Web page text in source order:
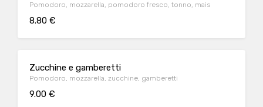
Pomodoro, mozzarella, pomodoro fresco, tonno, mais
8.80 €
Zucchine e gamberetti
Pomodoro, mozzarella, zucchine, gamberetti
9.00 €